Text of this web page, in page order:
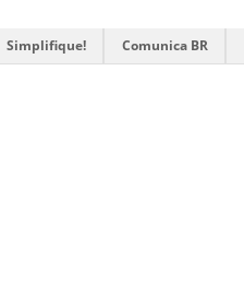
Simplifique! Comunica BR